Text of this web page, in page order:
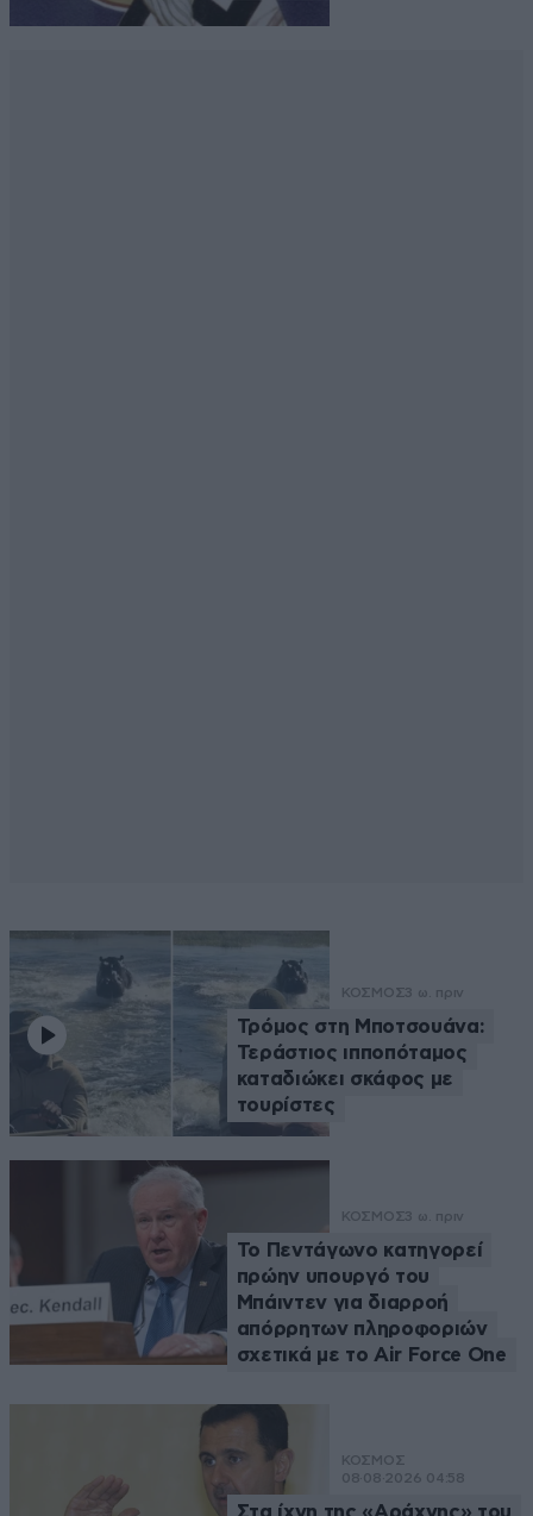
ΚΟΣΜΟΣ3 ω. πριν
Τρόμος στη Μποτσουάνα:
Τεράστιος ιπποπόταμος
καταδιώκει σκάφος με
τουρίστες
ΚΟΣΜΟΣ3 ω. πριν
Το Πεντάγωνο κατηγορεί
πρώην υπουργό του
Μπάιντεν για διαρροή
απόρρητων πληροφοριών
σχετικά με το Air Force One
ΚΟΣΜΟΣ
08·08·2026 04:58
Στα ίχνη της «Αράχνης» του